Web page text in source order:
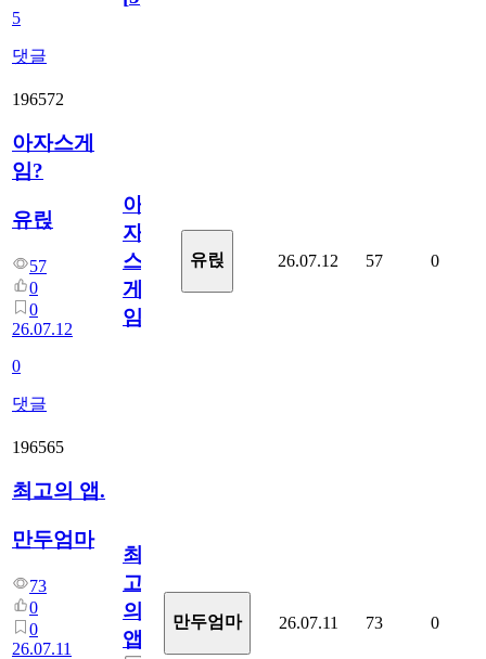
5
댓글
196572
아자스게
임?
유릱
57
0
0
26.07.12
0
댓글
아
자
스
게
임?
유릱 26.07.12 57 0
196565
최고의 앱.
만두엄마
73
0
0
26.07.11
최
고
의
앱.
만두엄마 26.07.11 73 0